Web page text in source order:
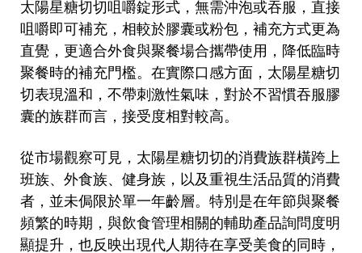
太陽星糖切切咀嚼錠形式，無需沖泡或吞服，直接
咀嚼即可補充，相較於膠囊或粉包，補充方式更為
直覺，更適合外食與聚餐場合攜帶使用，降低臨時
聚餐時的補充門檻。在實際口感方面，太陽星糖切
切表現溫和，不帶刺激性氣味，對於不習慣吞服膠
囊的族群而言，接受度相對較高。
從市場觀察可見，太陽星糖切切的消費族群橫跨上
班族、外食族、健身族，以及重視生活品質的消費
者，並未侷限於單一年齡層。特別是在年節與聚餐
頻繁的時期，與飲食管理相關的輔助產品詢問度明
顯提升，也反映出現代人期待在享受美食的同時，